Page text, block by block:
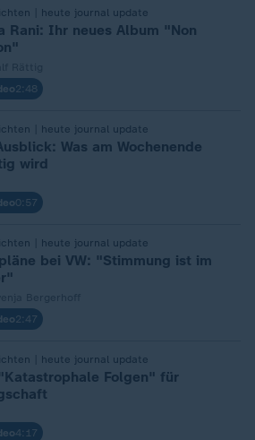
| heute journal update
Rani: Ihr neues Album "Non
2:48
| heute journal update
Was am Wochenende
wird
0:57
| heute journal update
bei VW: "Stimmung ist im
2:47
| heute journal update
Folgen" für
4:17